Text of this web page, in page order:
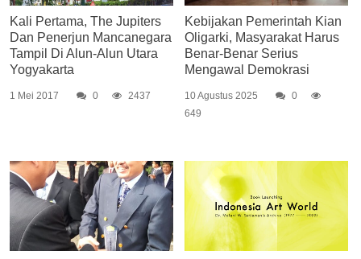
Kali Pertama, The Jupiters
Dan Penerjun Mancanegara
Tampil Di Alun-Alun Utara
Yogyakarta
1 Mei 2017 0 2437
Kebijakan Pemerintah Kian
Oligarki, Masyarakat Harus
Benar-Benar Serius
Mengawal Demokrasi
10 Agustus 2025
0
649